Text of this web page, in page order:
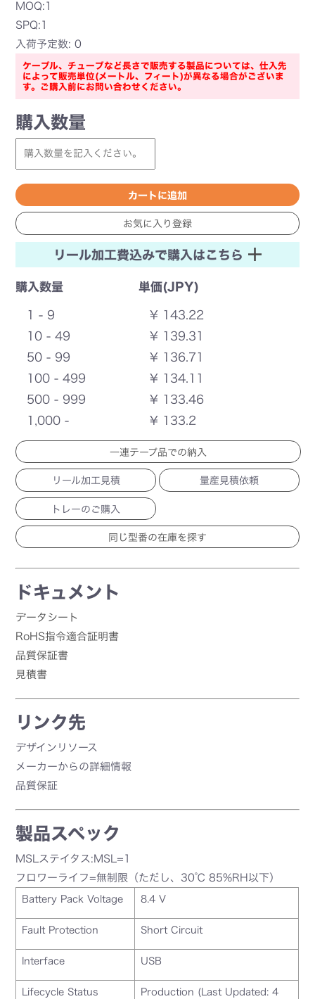
MOQ:1
SPQ:1
入荷予定数: 0
ケーブル、チューブなど長さで販売する製品については、仕入先
によって販売単位(メートル、フィート)が異なる場合がございま
す。ご購入前にお問い合わせください。
購入数量
リール加工費込みで購入はこちら
購入数量 単価(JPY)
1 - 9
¥ 143.22
10 - 49
¥ 139.31
50 - 99
¥ 136.71
100 - 499
¥ 134.11
500 - 999
¥ 133.46
1,000 -
¥ 133.2
一連テープ品での納入
リール加工見積 量産見積依頼
トレーのご購入
ドキュメント
データシート
RoHS指令適合証明書
品質保証書
見積書
リンク先
デザインリソース
メーカーからの詳細情報
品質保証
製品スペック
MSLステイタス:MSL=1
フロワーライフ=無制限（ただし、30℃ 85%RH以下）
Battery Pack Voltage 8.4 V
Fault Protection Short Circuit
Interface USB
Lifecycle Status
Production (Last Updated: 4